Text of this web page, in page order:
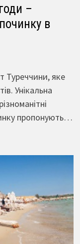
–
в
Туреччини, яке
Унікальна
пропонують…